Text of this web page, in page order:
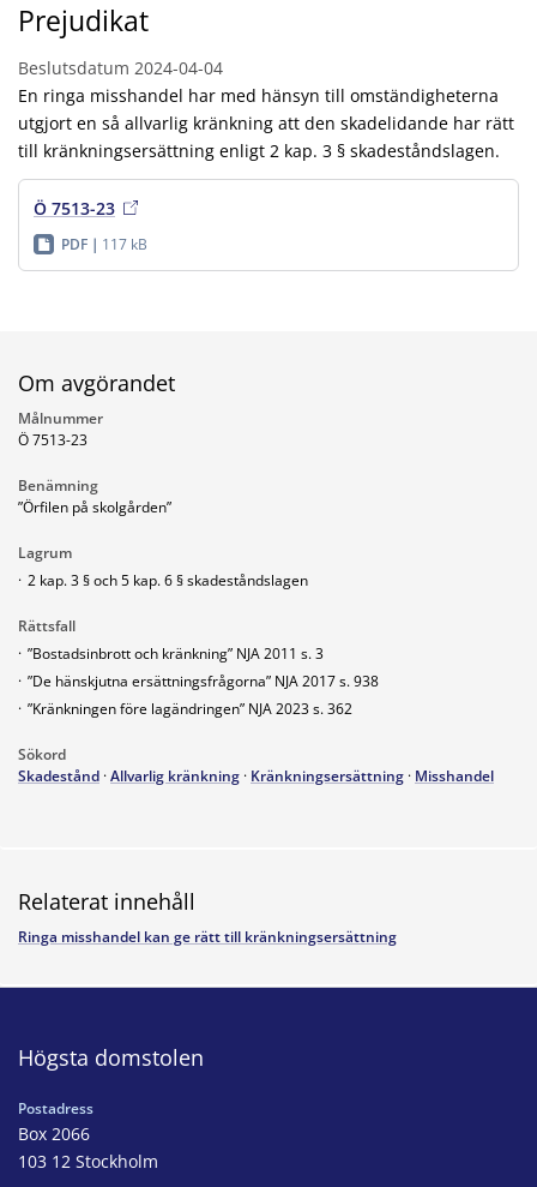
Prejudikat
Beslutsdatum 2024-04-04
En ringa misshandel har med hänsyn till omständigheterna
utgjort en så allvarlig kränkning att den skadelidande har rätt
till kränkningsersättning enligt 2 kap. 3 § skadeståndslagen.
Ö 7513-23
PDF 117 kB
Om avgörandet
Målnummer
Ö 7513-23
Benämning
”Örfilen på skolgården”
Lagrum
· 2 kap. 3 § och 5 kap. 6 § skadeståndslagen
Rättsfall
· ”Bostadsinbrott och kränkning” NJA 2011 s. 3
· ”De hänskjutna ersättningsfrågorna” NJA 2017 s. 938
· ”Kränkningen före lagändringen” NJA 2023 s. 362
Sökord
Skadestånd ·Allvarlig kränkning · Kränkningsersättning · Misshandel
Relaterat innehåll
Ringa misshandel kan ge rätt till kränkningsersättning
Högsta domstolen
Postadress
Box 2066
103 12 Stockholm